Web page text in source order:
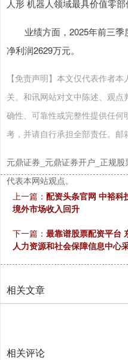
人形 机器人领域最具价值零部
业绩方面，2025年前三季
净利润2629万元。
【免责声明】本文仅代表作者
关。和讯网站对文中陈述、观
确性、可靠性或完整性提供任
考，并请自行承担全部责任。
元鼎证券_元鼎证券开户_正规
代表本网站观点。
上一篇： 配资头条官网 中裕科
境外市场收入回升
下一篇： 最靠谱股票配资平台
人力资源和社会保障信息中心
相关文章
相关评论